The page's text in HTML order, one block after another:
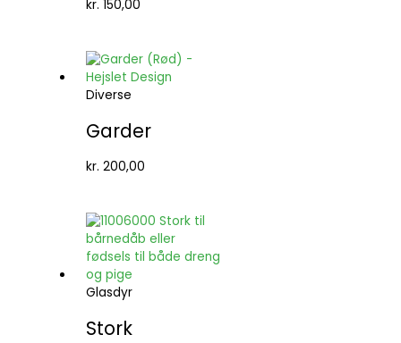
kr. 150,00
Diverse
Garder
kr. 200,00
Glasdyr
Stork